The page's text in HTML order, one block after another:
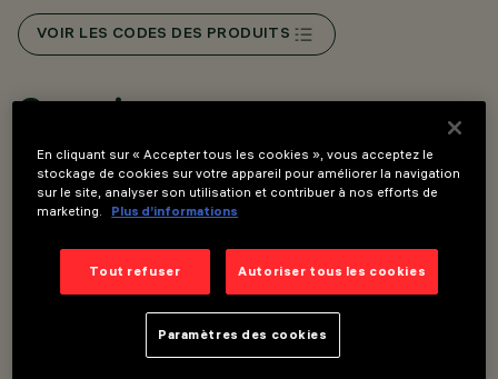
VOIR LES CODES DES PRODUITS
Overview
Installation encastrée sur les faux plafonds d'une
épaisseur de 1 à 25 mm ; système de fixation à blocage
Corps principal à surface radiante en fusion d'aluminium,
Versions avec bord périmétral (Frame); corps technique
En cliquant sur « Accepter tous les cookies », vous acceptez le
stockage de cookies sur votre appareil pour améliorer la navigation
sur le site, analyser son utilisation et contribuer à nos efforts de
marketing.
Plus d’informations
Tout refuser Autoriser tous les cookies
Paramètres des cookies